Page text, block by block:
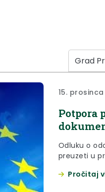
15. prosinca
Potpora
Odluku o
preuzeti u
Pročitaj